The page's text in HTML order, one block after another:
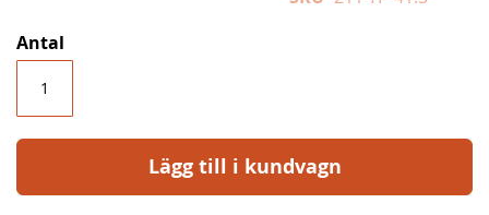
Antal
Lägg till i kundvagn